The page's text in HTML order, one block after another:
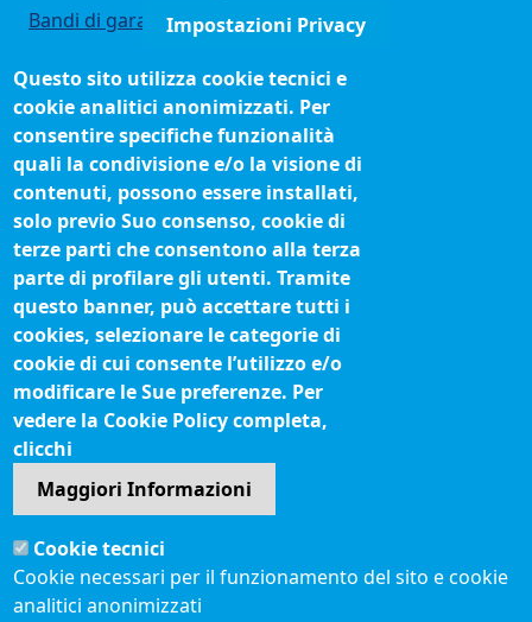
Bandi di gara
Concorsi e selezioni
Organigramma
Procedimenti (come fare per)
Siti tematici
Biblioteca camerale
Fatturazione elettronica
IBAN pagamenti alla CCIAA
Questionari soddisfazione utenti
Seguici su
Sito web
Accesso riservato
Mappa del sito
Impostazioni Privacy
Questo sito utilizza cookie tecnici e
cookie analitici anonimizzati. Per
consentire specifiche funzionalità
quali la condivisione e/o la visione di
contenuti, possono essere installati,
solo previo Suo consenso, cookie di
terze parti che consentono alla terza
parte di profilare gli utenti. Tramite
questo banner, può accettare tutti i
cookies, selezionare le categorie di
cookie di cui consente l’utilizzo e/o
modificare le Sue preferenze. Per
vedere la Cookie Policy completa,
clicchi
Maggiori Informazioni
Cookie tecnici
Cookie necessari per il funzionamento del sito e cookie
analitici anonimizzati